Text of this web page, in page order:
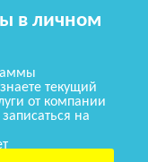
в личном
текущий
от компании
на